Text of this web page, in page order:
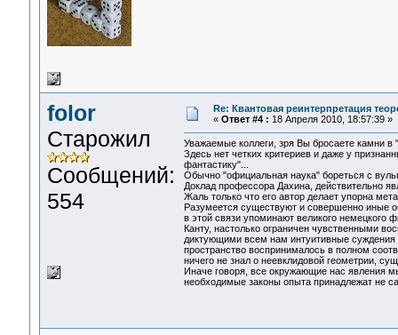
folor
Старожил
Сообщений:
554
Re: Квантовая реинтерпретация
« Ответ #4 : 18 Апреля 2010, 18:57:39 »
Уважаемые коллеги, зря Вы бросаете камни в
Здесь нет четких критериев и даже у
фантастику"...
Обычно "официальная наука" бореться с
Доклад профессора Дахина, действительно
Жаль только что его автор делает упорна
Разумеется существуют и совершенно иные
в этой связи упоминают великого немецкого
Канту, настолько ограничен чувственными
диктующими всем нам интуитивные
пространство воспринималось в полном
ничего не знал о неевклидовой геометрии,
Иначе говоря, все окружающие нас явления
необходимые законы опыта принадлежат не